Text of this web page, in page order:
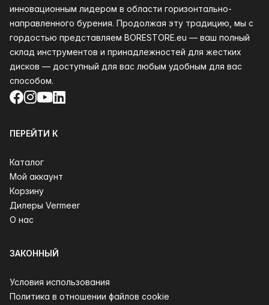
инновационным лидером в области горизонтально-
направленного бурения. Продолжая эту традицию, мы с
гордостью представляем BORESTORE.eu — ваш полный
склад инструментов и принадлежностей для жестких
дисков — доступный для вас любым удобным для вас
способом.
Facebook
Instagram
YouTube
LinkedIn
ПЕРЕЙТИ К
Каталог
Мой аккаунт
Корзину
Дилеры Vermeer
О нас
ЗАКОННЫЙ
Условия использования
Политика в отношении файлов cookie